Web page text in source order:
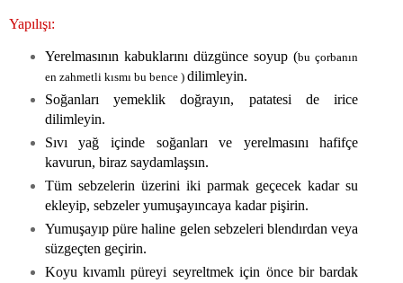
Yapılışı:
Yerelmasının kabuklarını düzgünce soyup (bu çorbanın
en zahmetli kısmı bu bence ) dilimleyin.
Soğanları yemeklik doğrayın, patatesi de irice
dilimleyin.
Sıvı yağ içinde soğanları ve yerelmasını hafifçe
kavurun, biraz saydamlaşsın.
Tüm sebzelerin üzerini iki parmak geçecek kadar su
ekleyip, sebzeler yumuşayıncaya kadar pişirin.
Yumuşayıp püre haline gelen sebzeleri blendırdan veya
süzgeçten geçirin.
Koyu kıvamlı püreyi seyreltmek için önce bir bardak